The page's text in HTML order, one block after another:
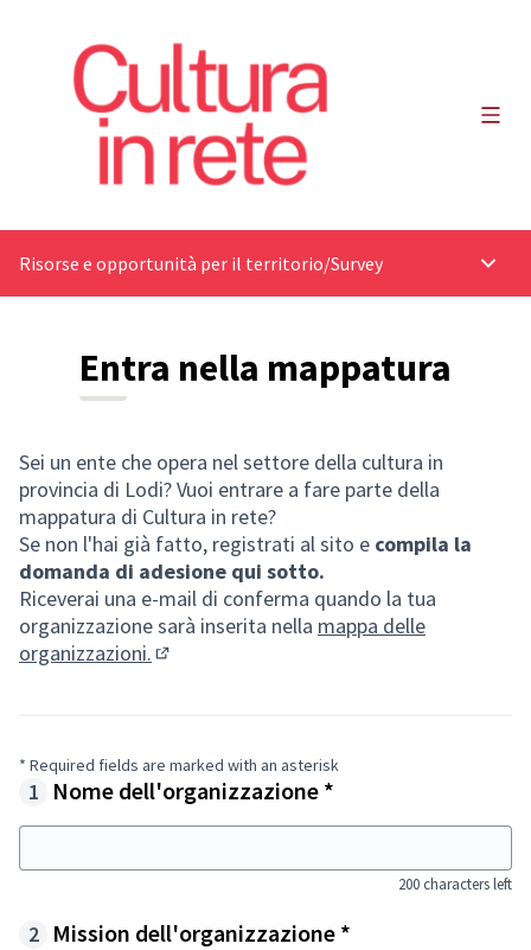
Main
Risorse e opportunità per il territorio/Survey Main
Entra nella mappatura
Sei un ente che opera nel settore della cultura in
provincia di Lodi? Vuoi entrare a fare parte della
mappatura di Cultura in rete?
Se non l'hai già fatto, registrati al sito e compila la
domanda di adesione qui sotto.
Riceverai una e-mail di conferma quando la tua
organizzazione sarà inserita nella mappa delle
organizzazioni.
* Required fields are marked with an asterisk
If
are
field
Nome dell'organizzazione *
200 characters left
Mission dell'organizzazione *